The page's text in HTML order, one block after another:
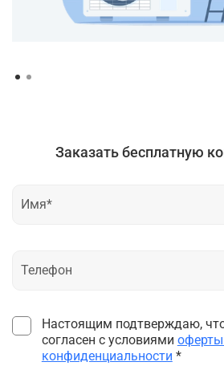
Заказать бесплатную
Настоящим подтверждаю,
согласен с условиями
конфиденциальности *